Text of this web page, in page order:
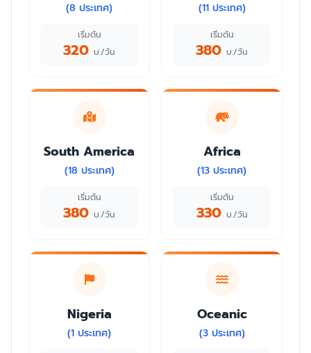
(8 ประเทศ)
เริ่มต้น
320 บ./วัน
(11 ประเทศ)
เริ่มต้น
380 บ./วัน
South America
(18 ประเทศ)
เริ่มต้น
380 บ./วัน
Africa
(13 ประเทศ)
เริ่มต้น
330 บ./วัน
Nigeria
(1 ประเทศ)
Oceanic
(3 ประเทศ)